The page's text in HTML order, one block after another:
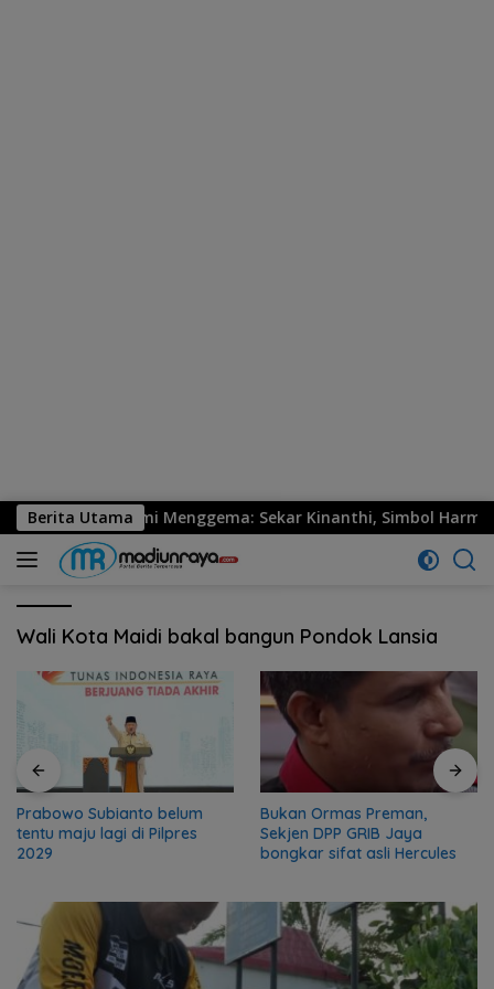
Berita UtamaResmi Menggema: Sekar Kinanthi, Simbol Harmoni
Wali Kota Maidi bakal bangun Pondok Lansia
Prabowo Subianto belum
tentu maju lagi di Pilpres
2029
Bukan Ormas Preman,
Sekjen DPP GRIB Jaya
bongkar sifat asli Hercules